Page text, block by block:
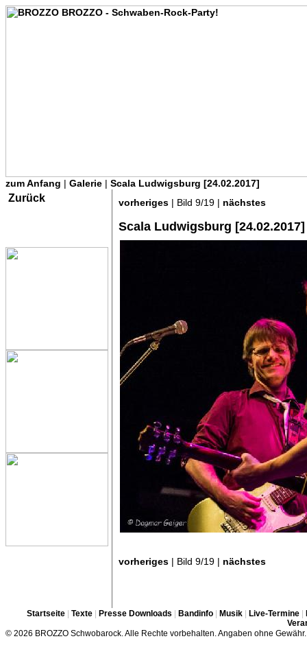
zum Anfang | Galerie | Scala Ludwigsburg [24.02.2017]
Zurück vorheriges | Bild 9/19 | nächstes
Scala Ludwigsburg [24.02.2017]
vorheriges | Bild 9/19 | nächstes
Startseite| Texte| Presse Downloads Bandinfo| Musik| Live-Termine|
© 2026 BROZZO Schwobarock. Alle Rechte vorbehalten. Angaben ohne Gewähr.